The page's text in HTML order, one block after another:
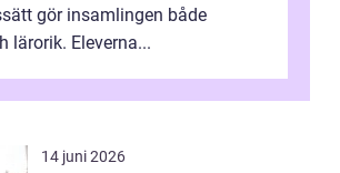
gör insamlingen både
lärorik. Eleverna...
14 juni 2026